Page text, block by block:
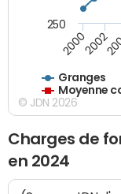
Granges
Moyenne
20002002
250
© JDN 2026
Charges de
en 2024